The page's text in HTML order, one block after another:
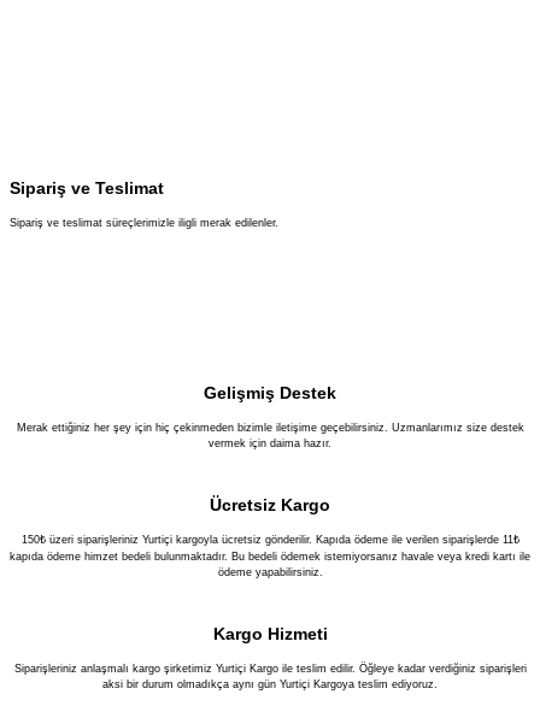
Sipariş ve Teslimat
Sipariş ve teslimat süreçlerimizle iligli merak edilenler.
Gelişmiş Destek
Merak ettiğiniz her şey için hiç çekinmeden bizimle iletişime geçebilirsiniz. Uzmanlarımız size destek
vermek için daima hazır.
Ücretsiz Kargo
150₺ üzeri siparişleriniz Yurtiçi kargoyla ücretsiz gönderilir. Kapıda ödeme ile verilen siparişlerde 11₺
kapıda ödeme himzet bedeli bulunmaktadır. Bu bedeli ödemek istemiyorsanız havale veya kredi kartı ile
ödeme yapabilirsiniz.
Kargo Hizmeti
Siparişleriniz anlaşmalı kargo şirketimiz Yurtiçi Kargo ile teslim edilir. Öğleye kadar verdiğiniz siparişleri
aksi bir durum olmadıkça aynı gün Yurtiçi Kargoya teslim ediyoruz.